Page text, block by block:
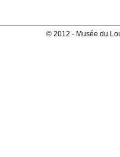
© 2012 - Musée du